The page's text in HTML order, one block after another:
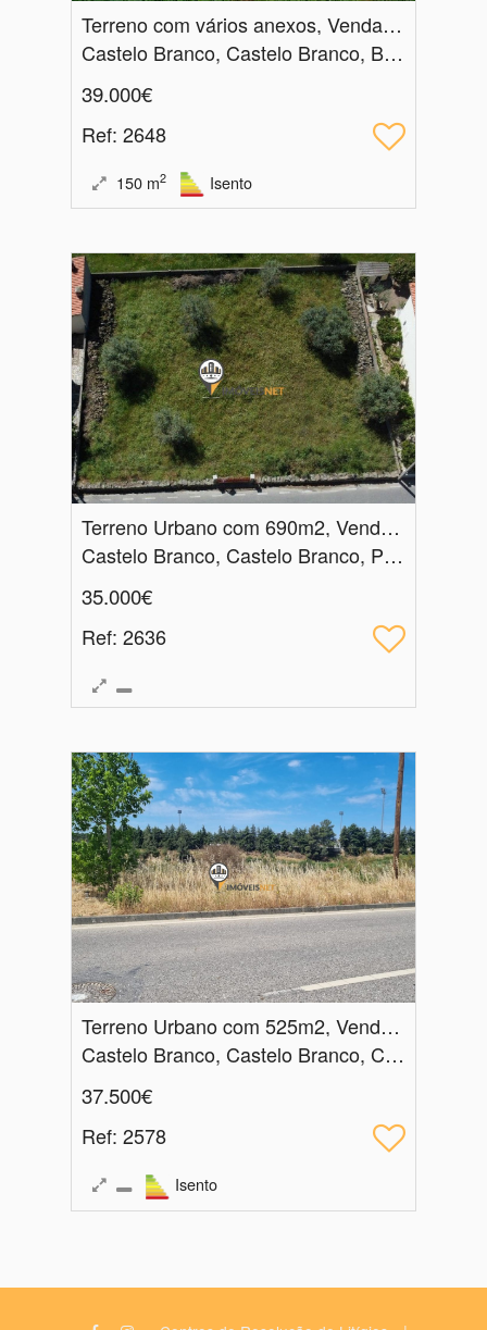
Terreno com vários anexos, Venda, Taberna Seca, Castelo Branco
Castelo Branco, Castelo Branco, Benquerenças
39.000€
Ref: 2648
150 m2 Isento
Terreno Urbano com 690m2, Venda, Cafede
Castelo Branco, Castelo Branco, Póvoa de Rio de Moinhos e Cafede
35.000€
Ref: 2636
Terreno Urbano com 525m2, Venda, Castelo Branco ( Valongo)
Castelo Branco, Castelo Branco, Castelo Branco
37.500€
Ref: 2578
Isento